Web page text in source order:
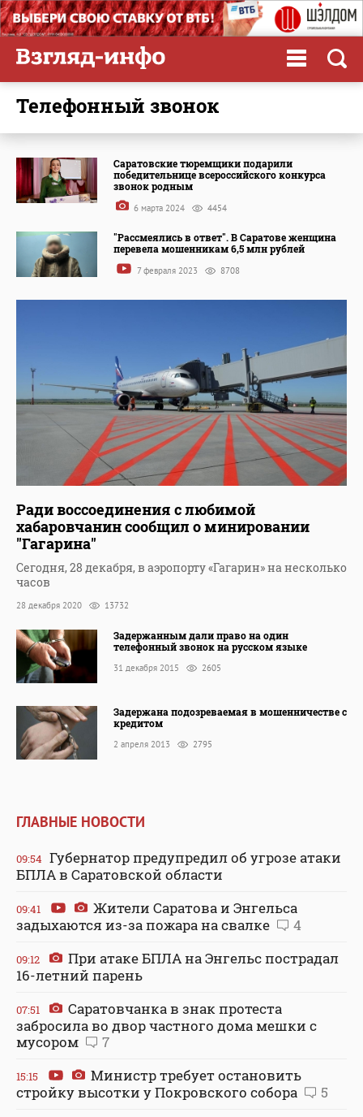
телефонный звонок
Саратовские тюремщики подарили
победительнице всероссийского конкурса
звонок родным
6 марта 2024 4454
"Рассмеялись в ответ". В Саратове женщина
перевела мошенникам 6,5 млн рублей
7 февраля 2023 8708
Ради воссоединения с любимой
хабаровчанин сообщил о минировании
"Гагарина"
Сегодня, 28 декабря, в аэропорту «Гагарин» на несколько
часов
28 декабря 2020 13732
Задержанным дали право на один
телефонный звонок на русском языке
31 декабря 2015 2605
Задержана подозреваемая в мошенничестве с
кредитом
2 апреля 2013 2795
ГЛАВНЫЕ НОВОСТИ
09:54 Губернатор предупредил об угрозе атаки
БПЛА в Саратовской области
09:41
Жители Саратова и Энгельса
задыхаются из-за пожара на свалке
4
09:12
При атаке БПЛА на Энгельс пострадал
16-летний парень
07:51
Саратовчанка в знак протеста
забросила во двор частного дома мешки с
мусором
7
15:15
Министр требует остановить
стройку высотки у Покровского собора
5